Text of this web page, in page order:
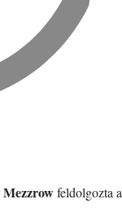
Mezzrowfeldolgozta a